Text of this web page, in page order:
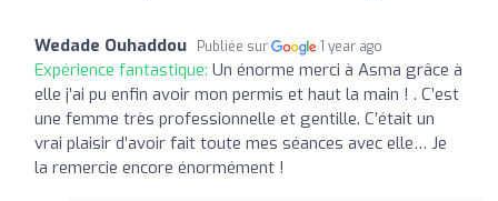
Wedade Ouhaddou Publiée sur 1 year ago
Expérience fantastique: Un énorme merci à Asma grâce à
elle j’ai pu enfin avoir mon permis et haut la main ! . C’est
une femme très professionnelle et gentille. C’était un
vrai plaisir d’avoir fait toute mes séances avec elle… Je
la remercie encore énormément !